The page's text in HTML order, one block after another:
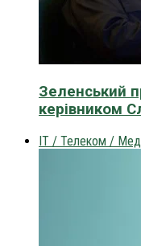
Зеленський
керівником
IT / Телеком /